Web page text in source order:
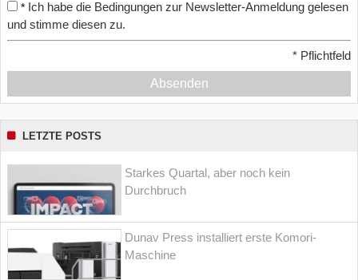
* Ich habe die Bedingungen zur Newsletter-Anmeldung gelesen
und stimme diesen zu.
* Pflichtfeld
Absenden
LETZTE POSTS
Starkes Quartal, aber noch kein
Durchbruch
Dunav Press installiert erste Komori-
Maschine